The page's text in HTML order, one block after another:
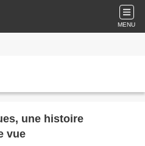
MENU
une histoire
vue